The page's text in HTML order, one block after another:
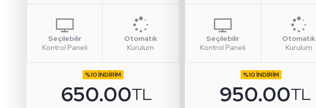
Seçilebilir
Kontrol Paneli
Otomatik
Kurulum
%10 İNDİRİM
650.00TL
Seçilebilir
Kontrol Paneli
Otomatik
Kurulum
%10 İNDİRİM
950.00TL